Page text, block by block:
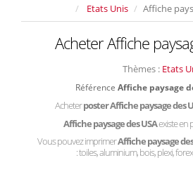
Etats Unis
Affiche
Acheter Affiche
Thèmes : Etats
Référence Affiche paysage
Acheterposter Affiche paysage des
Affiche paysage des USAexiste en
Vous pouvez imprimerAffiche paysage
: toiles, aluminium, bois, plexi,